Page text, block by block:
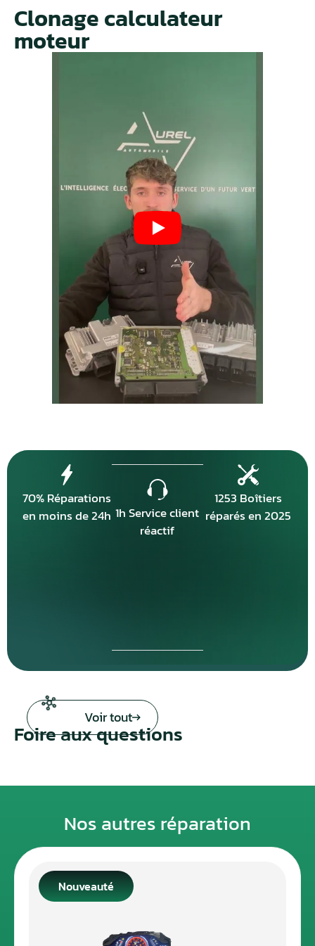
Clonage calculateur
moteur
70% Réparations
en moins de 24h 1h Service client
réactif
1253 Boîtiers
réparés en 2025
Voir tout
Foire aux questions
Nos autres réparation
Nouveauté